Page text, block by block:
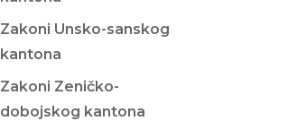
Zakoni Unsko-sanskog
kantona
Zakoni Zeničko-
dobojskog kantona